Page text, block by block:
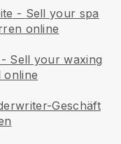
- Sell your spa
online
- Sell your waxing
online
Geschäft